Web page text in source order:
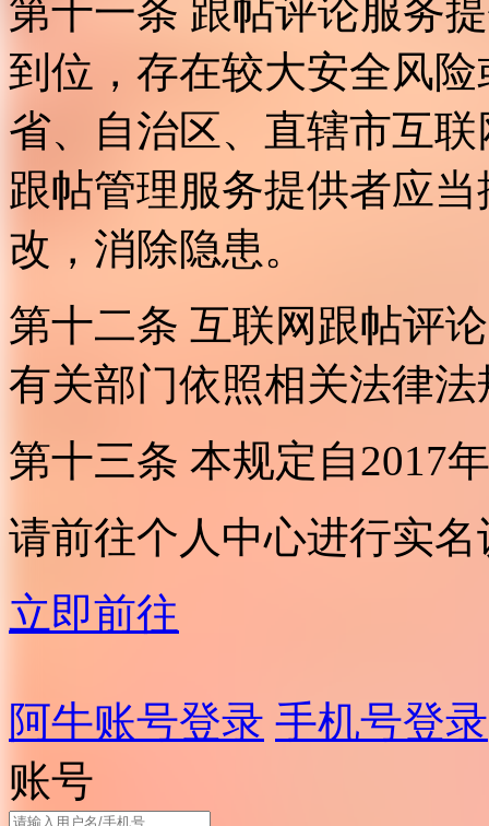
第十一条 跟帖评论服务
到位，存在较大安全风
省、自治区、直辖市互
跟帖管理服务提供者应
改，消除隐患。
第十二条 互联网跟帖评
有关部门依照相关法律
第十三条 本规定自2017
请前往个人中心进行实名
立即前往
阿牛账号登录 手机号登录
账号